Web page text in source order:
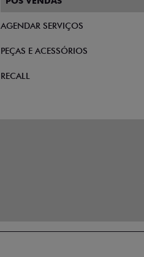
AGENDAR SERVIÇOS
PEÇAS E ACESSÓRIOS
RECALL